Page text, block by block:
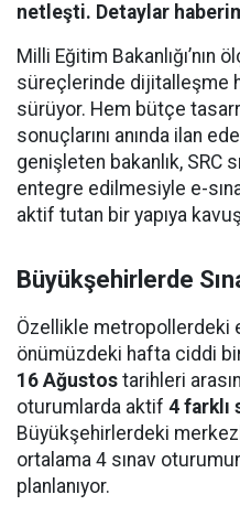
netleşti. Detaylar
Milli Eğitim
süreçlerinde dijitalleşme
sürüyor. Hem bütçe
sonuçlarını anında ilan
genişleten bakanlık, SRC
entegre edilmesiyle e-
aktif tutan bir yapıya
Büyükşehirlerde
Özellikle metropollerdeki
önümüzdeki hafta ciddi
16 Ağustos tarihleri
oturumlarda aktif 4 farklı
Büyükşehirlerdeki
ortalama 4 sınav
planlanıyor.